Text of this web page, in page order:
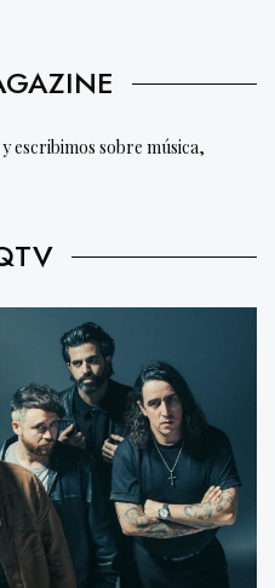
escribimos sobre música,